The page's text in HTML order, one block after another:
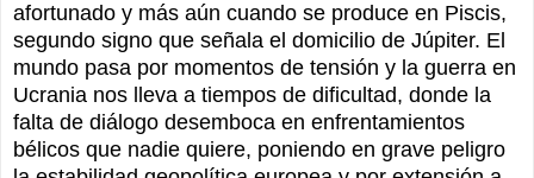
afortunado y más aún cuando se produce en Piscis,
segundo signo que señala el domicilio de Júpiter. El
mundo pasa por momentos de tensión y la guerra en
Ucrania nos lleva a tiempos de dificultad, donde la
falta de diálogo desemboca en enfrentamientos
bélicos que nadie quiere, poniendo en grave peligro